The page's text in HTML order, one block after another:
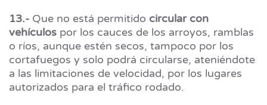
13.- Que no está permitido circular con
vehículos por los cauces de los arroyos, ramblas
o ríos, aunque estén secos, tampoco por los
cortafuegos y solo podrá circularse, ateniéndote
a las limitaciones de velocidad, por los lugares
autorizados para el tráfico rodado.